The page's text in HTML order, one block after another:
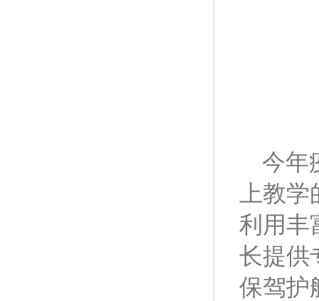
今年
上教
利用丰
长提供
保驾护